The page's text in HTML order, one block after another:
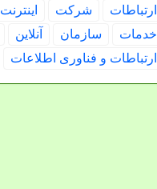
ارتباطات شركت
اینترنت
خدمات
سازمان آنلاین
ارتباطات و فناوری اطلاعات